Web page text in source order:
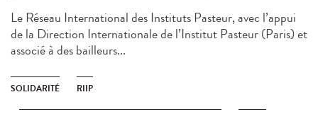
Le Réseau International des Instituts Pasteur, avec l’appui
de la Direction Internationale de l’Institut Pasteur (Paris) et
associé à des bailleurs...
SOLIDARITÉ RIIP